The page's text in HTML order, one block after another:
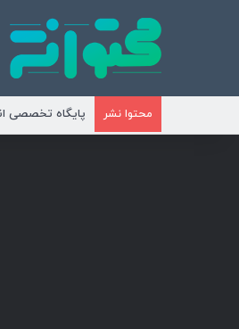
محتوا نشر پایگاه تخصصی